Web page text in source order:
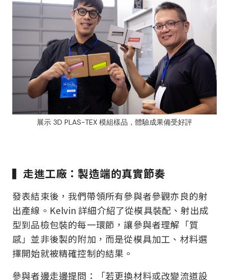
展示 3D PLAS-TEX 模組樣品，體驗成果備受好評
▍走進工廠：製造端的真實節奏
發表結束後，我們帶領所有參與者參觀亦良的射
出產線。Kelvin 詳細介紹了從模具裝配、射出成
型到品檢包裝的每一環節，讓參與者理解「質
感」並非後製的附加，而是從模具加工、材料選
擇開始就被精確控制的結果。
參與者邊走邊提問：「若更換材料或改變流道設